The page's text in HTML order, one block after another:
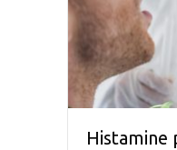
Histamine